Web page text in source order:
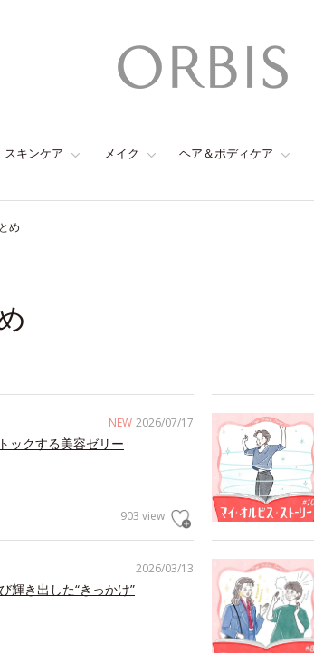
スキンケア メイク ヘア＆ボディケア
め
NEW 2026/07/17
ックする美容ゼリー
903 view
2026/03/13
輝き出した“きっかけ”